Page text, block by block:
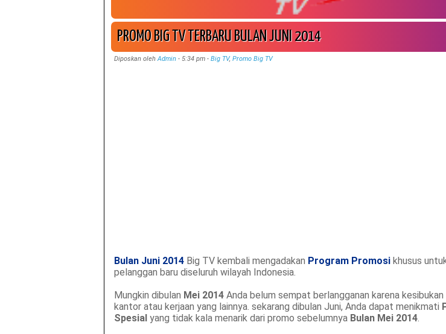
PROMO BIG TV TERBARU BULAN JUNI 2014
Diposkan olehAdmin -5:34 pm - Big TV, Promo Big TV
Bulan Juni 2014 Big TV kembali mengadakan Program Promosikhusus
pelanggan baru diseluruh wilayah Indonesia.
Mungkin dibulan Mei 2014Anda belum sempat berlangganan karena kesibukan
kantor atau kerjaan yang lainnya. sekarang dibulan Juni, Anda dapat menikmati
Spesialyang tidak kala menarik dari promo sebelumnya Bulan Mei 2014.